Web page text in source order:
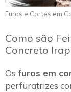
Furos e Cortes em
Como são
Concreto
Os furos em
perfuratrizes